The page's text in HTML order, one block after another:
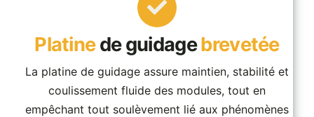
Platinede guidagebrevetée
La platine de guidage assure maintien, stabilité et
coulissement fluide des modules, tout en
empêchant tout soulèvement lié aux phénomènes